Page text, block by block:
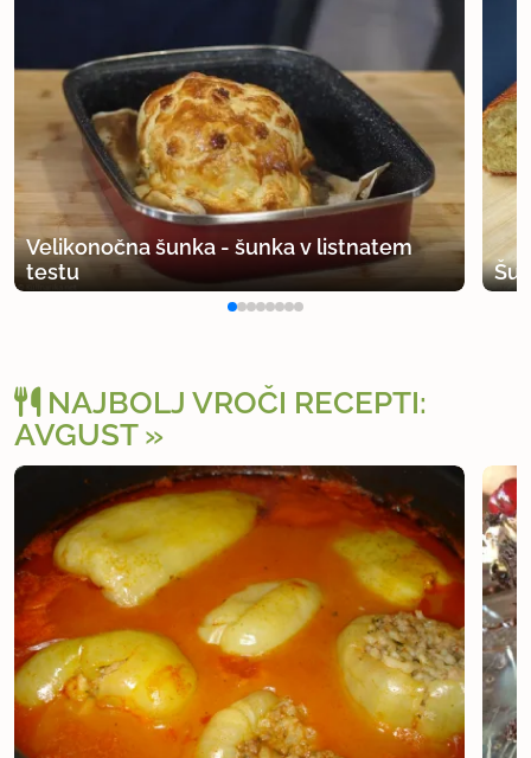
Velikonočna šunka - šunka v listnatem
testu
NAJBOLJ VROČI RECEPTI:
AVGUST